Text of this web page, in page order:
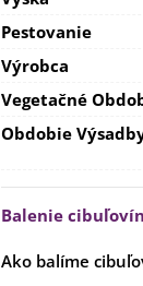
Begónia
2,69 €
Blahovičník
Pestovanie
Výrobca
Vegetačné
Obdobie
Balenie cibuľovín
Ako balíme